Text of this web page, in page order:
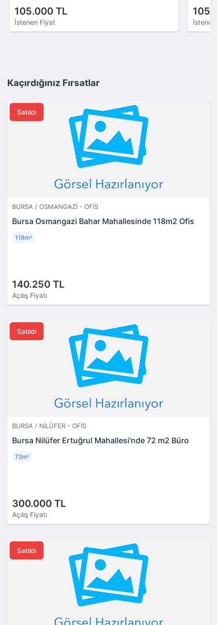
105.000 TL
İstenen Fiyat
Kaçırdığınız Fırsatlar
Satıldı
BURSA / OSMANGAZI - OFIS
Bursa Osmangazi Bahar Mahallesinde 118m2 Ofis
140.250 TL
Açılış Fiyatı
118m²
Satıldı
BURSA / NILÜFER - OFIS
Bursa Nilüfer Ertuğrul Mahallesi'nde 72 m2 Büro
300.000 TL
Açılış Fiyatı
72m²
Satıldı